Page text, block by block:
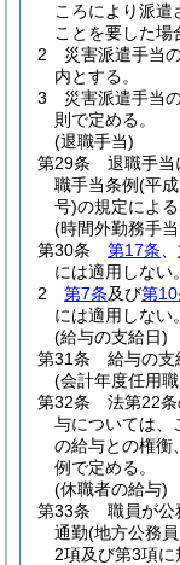
ころにより派遣
ことを要した場
2
災害派遣手当
内とする。
3
災害派遣手当
則で定める。
(退職手当)
第29条
退職手当
職手当条例(平
号)の規定による
(時間外勤務手
第30条
第17条
には適用しない。
2
第7条及び第10
には適用しない。
(給与の支給日)
第31条
給与の支
(会計年度任用
第32条
法第22
与については、
の給与との権衡
例で定める。
(休職者の給与)
第33条
職員が公
通勤(地方公務
2項及び第3項